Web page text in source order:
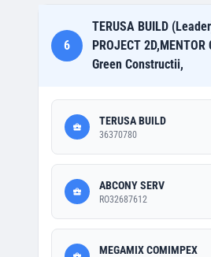
6
TERUSA BUILD
PROJECT 2D,MENTOR
Green Constructii,
TERUSA BUILD
36370780
ABCONY SERV
RO32687612
MEGAMIX COMIMPEX